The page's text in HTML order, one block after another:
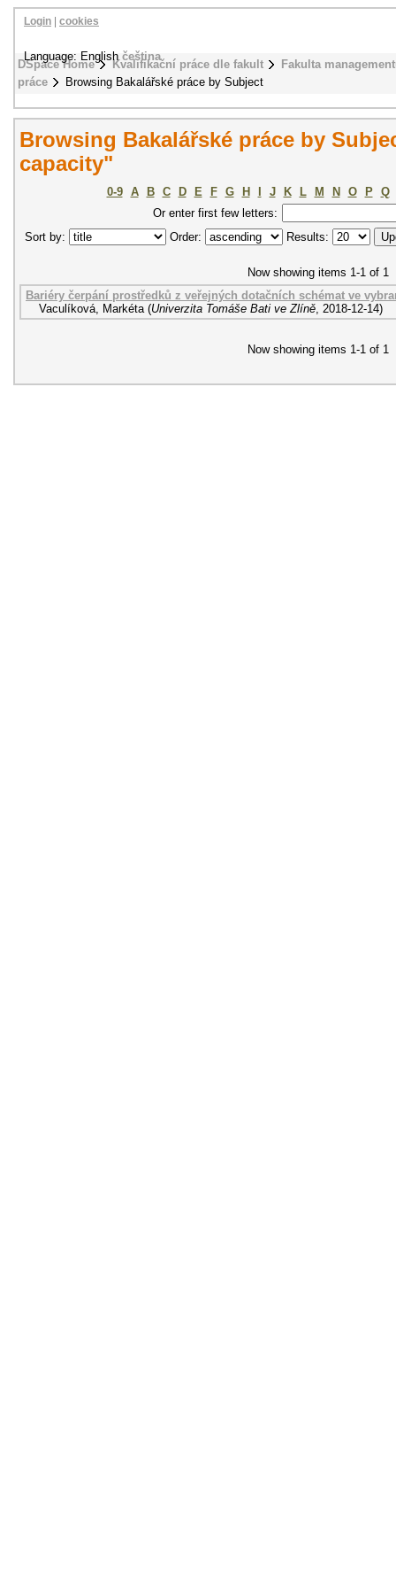
DSpace Home Kvalifikační práce dle fakult
Fakulta
práce
Browsing Bakalářské práce by Subject
Login cookies
Language: Englishčeština
Browsing Bakalářské práce by
capacity"
0-9 A B C D E F G H J K L M N O P
Q
Or enter first few letters:
Sort by:
Order: Results:
Now showing items 1-1 of 1
Bariéry čerpání prostředků z veřejných dotačních schémat ve
Vaculíková, Markéta (Univerzita Tomáše Bati ve Zlíně, 2018-12-14)
Now showing items 1-1 of 1